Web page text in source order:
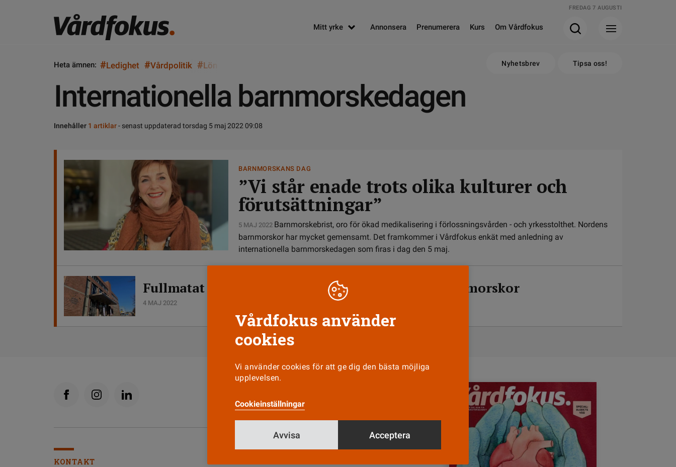
FREDAG 7 AUGUSTI
Mitt yrke Annonsera Prenumerera Kurs Om Vårdfokus
Heta ämnen: #Ledighet #Vårdpolitik #Lön Nyhetsbrev Tipsa oss!
Internationella barnmorskedagen
Innehåller 1 artiklar- senast uppdaterad torsdag 5 maj 2022 09:08
BARNMORSKANS DAG
”Vi står enade trots olika kulturer och
förutsättningar”
5 MAJ 2022 Barnmorskebrist, oro för ökad medikalisering i förlossningsvården - och yrkesstolthet. Nordens
barnmorskor har mycket gemensamt. Det framkommer i Vårdfokus enkät med anledning av
internationella barnmorskedagen som firas i dag den 5 maj.
Fullmatat forskningsprogram möter nordiska barnmorskor
4 MAJ 2022
KONTAKT
Vårdfokus använder
cookies
Vi använder cookies för att ge dig den bästa möjliga
upplevelsen.
Cookieinställningar
Avvisa Acceptera